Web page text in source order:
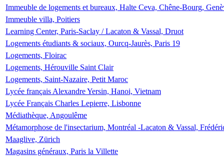
Immeuble de logements et bureaux, Halte Ceva, Chêne-Bourg,
Immeuble villa, Poitiers
Learning Center, Paris-Saclay / Lacaton & Vassal, Druot
Logements étudiants & sociaux, Ourcq-Jaurès, Paris 19
Logements, Floirac
Logements, Hérouville Saint Clair
Logements, Saint-Nazaire, Petit Maroc
Lycée français Alexandre Yersin, Hanoi, Vietnam
Lycée Français Charles Lepierre, Lisbonne
Médiathèque, Angoulême
Métamorphose de l'insectarium, Montréal -Lacaton & Vassal,
Maaglive, Zürich
Magasins généraux, Paris la Villette